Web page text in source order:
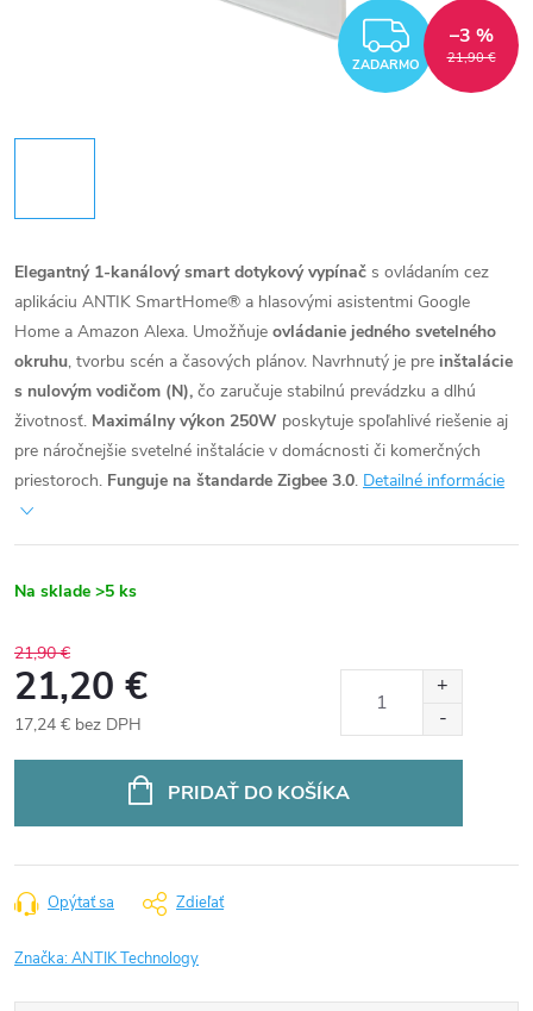
ZADARMO 21,90 €
–3 %
Elegantný 1-kanálový smart dotykový vypínač s ovládaním cez
aplikáciu ANTIK SmartHome® a hlasovými asistentmi Google
Home a Amazon Alexa. Umožňuje ovládanie jedného svetelného
okruhu, tvorbu scén a časových plánov. Navrhnutý je pre inštalácie
s nulovým vodičom (N), čo zaručuje stabilnú prevádzku a dlhú
životnosť. Maximálny výkon 250W poskytuje spoľahlivé riešenie aj
pre náročnejšie svetelné inštalácie v domácnosti či komerčných
priestoroch. Funguje na štandarde Zigbee 3.0. Detailné informácie
Na sklade >5 ks
21,90 €
21,20 €
17,24 € bez DPH
PRIDAŤ DO KOŠÍKA
Opýtať sa Zdieľať
Značka:ANTIK Technology